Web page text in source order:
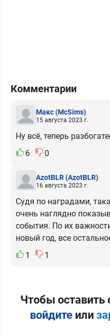
Комментарии
Макс(McSims)
15 августа 2023 г.
Ну всё, теперь
6
0
AzotBLR(AzotBLR)
16 августа 2023 г.
Судя по наградами,
очень наглядно
события. По их
новый год, все
1
1
Чтобы оставить
войдитеили